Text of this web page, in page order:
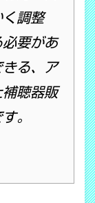
調整
必要があ
きる、ア
補聴器販
。